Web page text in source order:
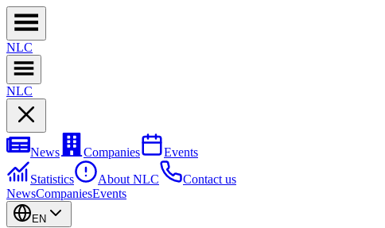
NLC
NLC
News Companies
Events
Statistics
About NLC
Contact us
NewsCompaniesEvents
EN